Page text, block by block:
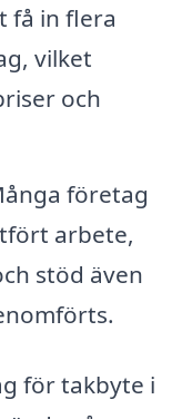
få in flera
vilket
och
företag
arbete,
stöd även
för takbyte i